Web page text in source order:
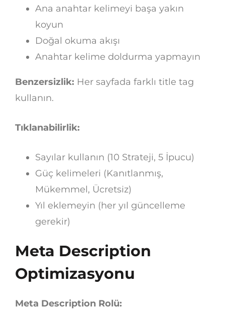
Ana anahtar kelimeyi başa yakın
koyun
Doğal okuma akışı
Anahtar kelime doldurma yapmayın
Benzersizlik: Her sayfada farklı title tag
kullanın.
Tıklanabilirlik:
Sayılar kullanın (10 Strateji, 5 İpucu)
Güç kelimeleri (Kanıtlanmış,
Mükemmel, Ücretsiz)
Yıl eklemeyin (her yıl güncelleme
gerekir)
Meta Description
Optimizasyonu
Meta Description Rolü: